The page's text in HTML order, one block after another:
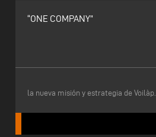
“ONE COMPANY”
la nueva misión y estrategia de Voilàp.